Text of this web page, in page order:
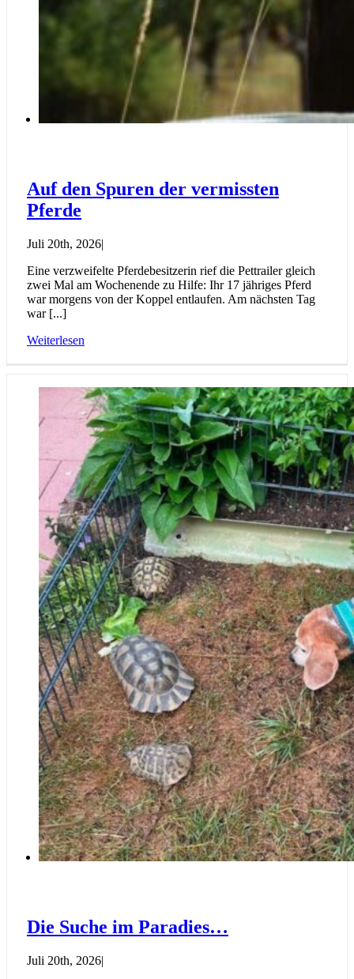
Auf den Spuren der vermissten
Pferde
Juli 20th, 2026|
Eine verzweifelte Pferdebesitzerin rief die Pettrailer gleich
zwei Mal am Wochenende zu Hilfe: Ihr 17 jähriges Pferd
war morgens von der Koppel entlaufen. Am nächsten Tag
war [...]
Weiterlesen
Die Suche im Paradies…
Juli 20th, 2026|